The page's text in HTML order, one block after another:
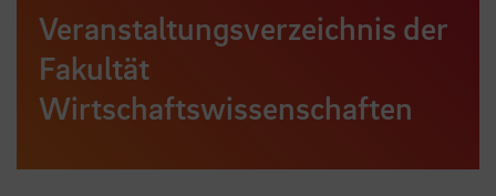
Veranstaltungsverzeichnis der
Fakultät
Wirtschaftswissenschaften